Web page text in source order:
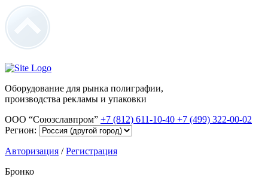
Оборудование для рынка полиграфии,
производства рекламы и упаковки
ООО “Союзславпром” +7 (812) 611-10-40 +7 (499) 322-00-02
Регион:
Авторизация /Регистрация
Бронко